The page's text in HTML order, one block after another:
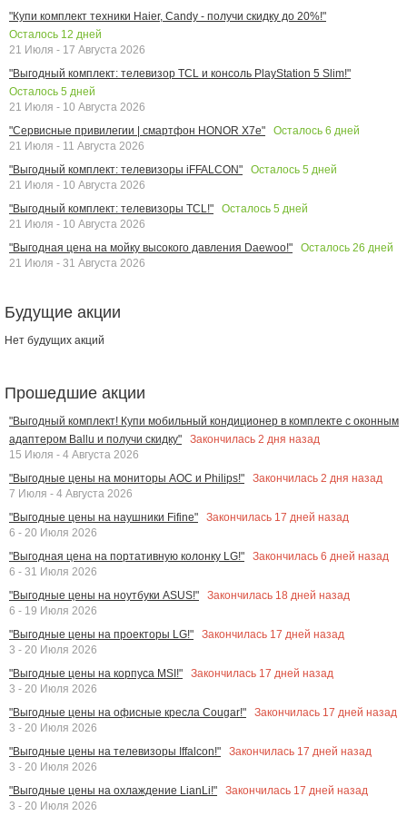
"Купи комплект техники Haier, Candy - получи скидку до 20%!"
Осталось 12 дней
21 Июля - 17 Августа 2026
"Выгодный комплект: телевизор TCL и консоль PlayStation 5 Slim!"
Осталось 5 дней
21 Июля - 10 Августа 2026
"Сервисные привилегии | смартфон HONOR X7e"
Осталось 6 дней
21 Июля - 11 Августа 2026
"Выгодный комплект: телевизоры iFFALCON"
Осталось 5 дней
21 Июля - 10 Августа 2026
"Выгодный комплект: телевизоры TCL!"
Осталось 5 дней
21 Июля - 10 Августа 2026
"Выгодная цена на мойку высокого давления Daewoo!"
Осталось 26 дней
21 Июля - 31 Августа 2026
Будущие акции
Нет будущих акций
Прошедшие акции
"Выгодный комплект! Купи мобильный кондиционер в комплекте с оконным
адаптером Ballu и получи скидку"
Закончилась 2 дня назад
15 Июля - 4 Августа 2026
"Выгодные цены на мониторы AOC и Philips!"
Закончилась 2 дня назад
7 Июля - 4 Августа 2026
"Выгодные цены на наушники Fifine"
Закончилась 17 дней назад
6 - 20 Июля 2026
"Выгодная цена на портативную колонку LG!"
Закончилась 6 дней назад
6 - 31 Июля 2026
"Выгодные цены на ноутбуки ASUS!"
Закончилась 18 дней назад
6 - 19 Июля 2026
"Выгодные цены на проекторы LG!"
Закончилась 17 дней назад
3 - 20 Июля 2026
"Выгодные цены на корпуса MSI!"
Закончилась 17 дней назад
3 - 20 Июля 2026
"Выгодные цены на офисные кресла Cougar!"
Закончилась 17 дней назад
3 - 20 Июля 2026
"Выгодные цены на телевизоры Iffalcon!"
Закончилась 17 дней назад
3 - 20 Июля 2026
"Выгодные цены на охлаждение LianLi!"
Закончилась 17 дней назад
3 - 20 Июля 2026